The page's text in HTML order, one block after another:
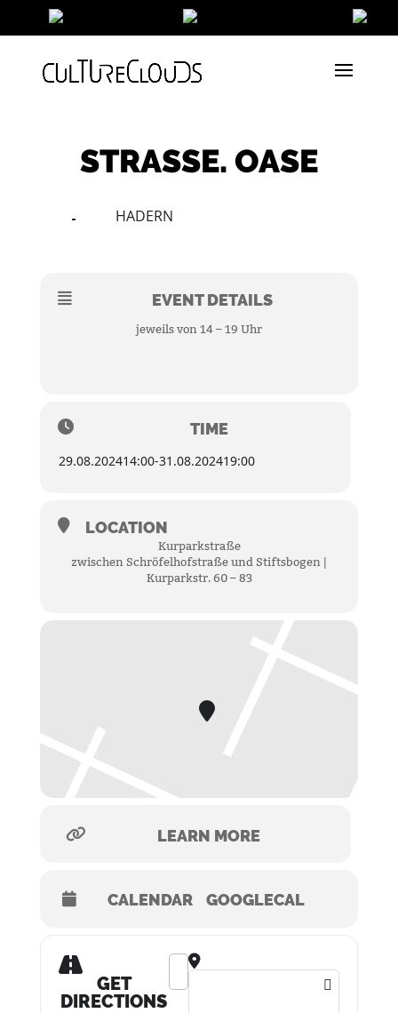
STRASSE. OASE
HADERN
EVENT DETAILS
jeweils von 14 – 19 Uhr
TIME
29.08.202414:00-31.08.202419:00
LOCATION
Kurparkstraße
zwischen Schröfelhofstraße und Stiftsbogen |
Kurparkstr. 60 – 83
LEARN MORE
CALENDAR GOOGLECAL
GET
DIRECTIONS
Address - Straße. Oase []
Destination Address - Straße.